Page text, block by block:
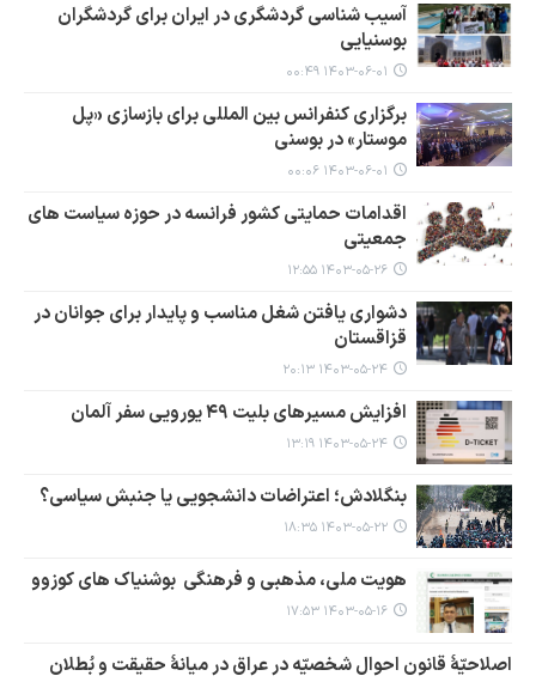
آسیب شناسی گردشگری در ایران برای گردشگران
بوسنیایی
۱۴۰۳-۰۶-۰۱ ۰۰:۴۹
برگزاری کنفرانس بین المللی برای بازسازی «پل
موستار» در بوسنی
۱۴۰۳-۰۶-۰۱ ۰۰:۰۶
اقدامات حمایتی کشور فرانسه در حوزه سیاست های
جمعیتی
۱۴۰۳-۰۵-۲۶ ۱۲:۵۵
دشواری یافتن شغل مناسب و پایدار برای جوانان در
قزاقستان
۱۴۰۳-۰۵-۲۴ ۲۰:۱۳
افزایش مسیرهای بلیت ۴۹ یورویی سفر آلمان
۱۴۰۳-۰۵-۲۴ ۱۳:۱۹
بنگلادش؛ اعتراضات دانشجویی یا جنبش سیاسی؟
۱۴۰۳-۰۵-۲۲ ۱۸:۳۵
هویت ملی، مذهبی و فرهنگی بوشنیاک های کوزوو
۱۴۰۳-۰۵-۱۶ ۱۷:۵۳
اصلاحیّۀ قانون احوال شخصیّه در عراق در میانۀ حقیقت و بُطلان